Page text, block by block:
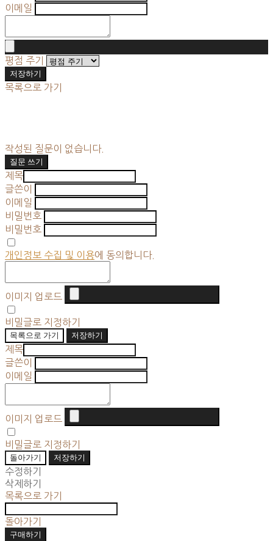
이메일
평점 주기
저장하기
목록으로 가기
작성된 질문이 없습니다.
질문 쓰기
제목
글쓴이
이메일
비밀번호
비밀번호
개인정보 수집 및 이용에 동의합니다.
이미지 업로드
비밀글로 지정하기
목록으로 가기
저장하기
제목
글쓴이
이메일
이미지 업로드
비밀글로 지정하기
돌아가기
저장하기
수정하기
삭제하기
목록으로 가기
돌아가기
구매하기